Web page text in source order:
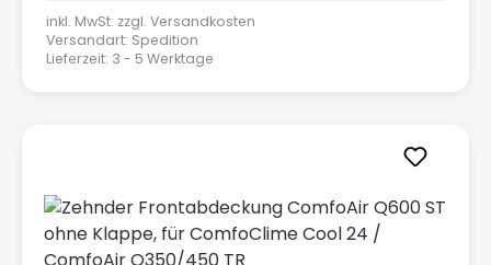
inkl. MwSt. zzgl. Versandkosten
Versandart: Spedition
Lieferzeit: 3 - 5 Werktage